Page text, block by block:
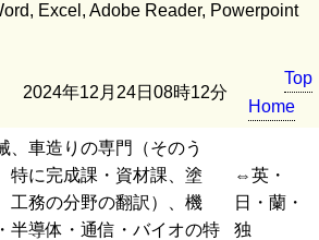
Excel, Adobe Reader, Powerpoint
2024年12月24日08時12分
Top
Home
、車造りの専門（そのう
特に完成課・資材課、塗
工務の分野の翻訳）、機
半導体・通信・バイオの特
⇔英・
日・蘭・
独